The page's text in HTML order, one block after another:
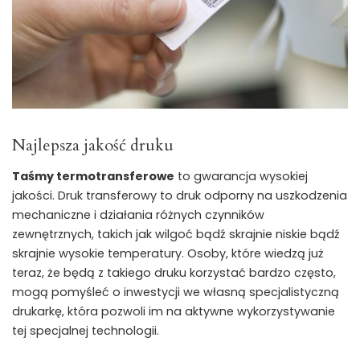
Najlepsza jakość druku
Taśmy termotransferowe to gwarancja wysokiej
jakości. Druk transferowy to druk odporny na uszkodzenia
mechaniczne i działania różnych czynników
zewnętrznych, takich jak wilgoć bądź skrajnie niskie bądź
skrajnie wysokie temperatury. Osoby, które wiedzą już
teraz, że będą z takiego druku korzystać bardzo często,
mogą pomyśleć o inwestycji we własną specjalistyczną
drukarkę, która pozwoli im na aktywne wykorzystywanie
tej specjalnej technologii.